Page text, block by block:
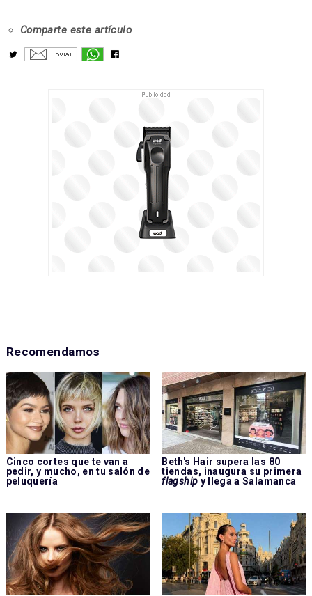
Comparte este artículo
Recomendamos
Cinco cortes que te van a
pedir, y mucho, en tu salón de
peluquería
Beth's Hair supera las 80
tiendas, inaugura su primera
flagship y llega a Salamanca